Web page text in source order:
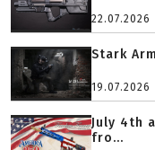
22.07.2026
Stark
19.07.2026
July 4th
fro...